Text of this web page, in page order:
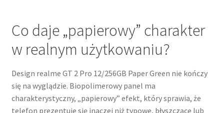
Co daje „papierowy” charakter
w realnym użytkowaniu?
Design realme GT 2 Pro 12/256GB Paper Green nie kończy
się na wyglądzie. Biopolimerowy panel ma
charakterystyczny, „papierowy” efekt, który sprawia, że
telefon prezentuje się inaczej niż typowe, błyszczące lub